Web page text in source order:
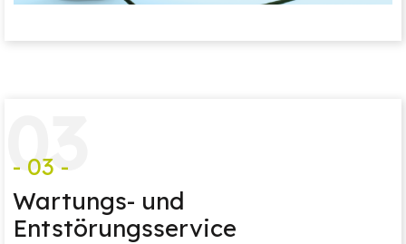
03
- 03 -
Wartungs- und
Entstörungsservice